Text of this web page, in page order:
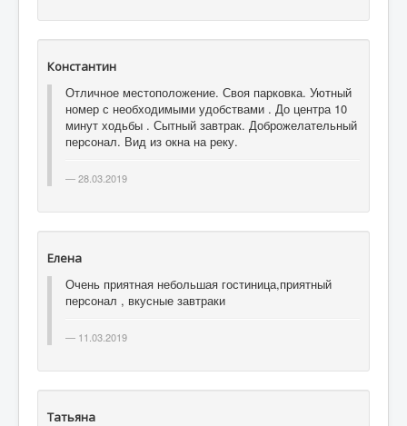
Константин
Отличное местоположение. Своя парковка. Уютный
номер с необходимыми удобствами . До центра 10
минут ходьбы . Сытный завтрак. Доброжелательный
персонал. Вид из окна на реку.
28.03.2019
Елена
Очень приятная небольшая гостиница,приятный
персонал , вкусные завтраки
11.03.2019
Татьяна